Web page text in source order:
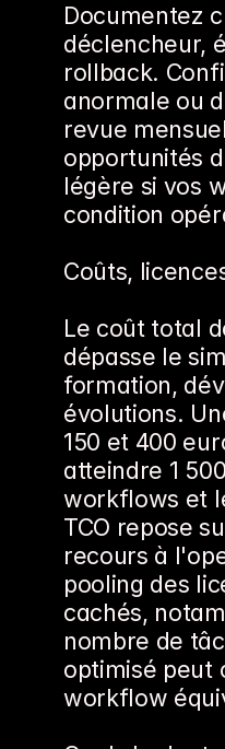
Documentez
déclencheur,
rollback.
anormale ou
revue
opportunités
légère si vos
condition
Coûts,
Le coût total
dépasse le
formation,
évolutions.
150 et 400
atteindre 1
workflows et
TCO repose
recours à
pooling des
cachés,
nombre de
optimisé peut
workflow